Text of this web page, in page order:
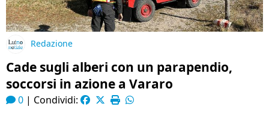
Redazione
Cade sugli alberi con un parapendio,
soccorsi in azione a Vararo
0 | Condividi: